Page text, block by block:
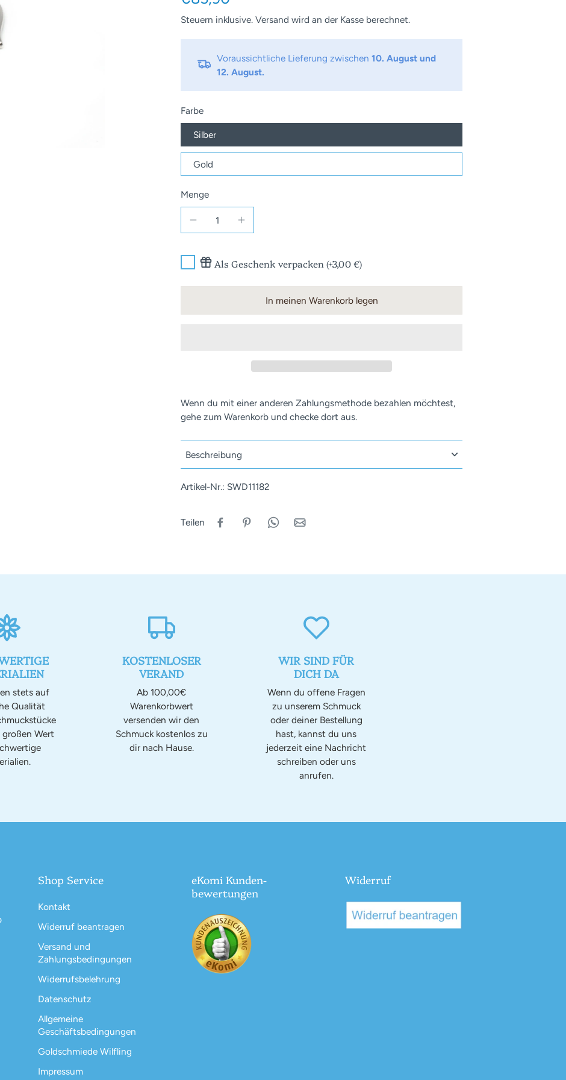
Steuern inklusive. Versand wird an der Kasse berechnet.
Voraussichtliche Lieferung zwischen 10. August und
12. August.
Farbe
Silber
Gold
Menge
Als Geschenk verpacken (+3,00 €)
In meinen Warenkorb legen
Wenn du mit einer anderen Zahlungsmethode bezahlen möchtest,
gehe zum Warenkorb und checke dort aus.
Beschreibung
Artikel-Nr.: SWD11182
Teilen
stets auf
Qualität
Wert
KOSTENLOSER
VERAND
Ab 100,00€
Warenkorbwert
versenden wir den
Schmuck kostenlos zu
dir nach Hause.
WIR SIND FÜR
DICH DA
Wenn du offene Fragen
zu unserem Schmuck
oder deiner Bestellung
hast, kannst du uns
jederzeit eine Nachricht
schreiben oder uns
anrufen.
Shop Service
Kontakt
Widerruf beantragen
Versand und
Zahlungsbedingungen
Widerrufsbelehrung
Datenschutz
Allgemeine
Geschäftsbedingungen
Goldschmiede Wilfling
Impressum
eKomi Kunden-
bewertungen
Widerruf